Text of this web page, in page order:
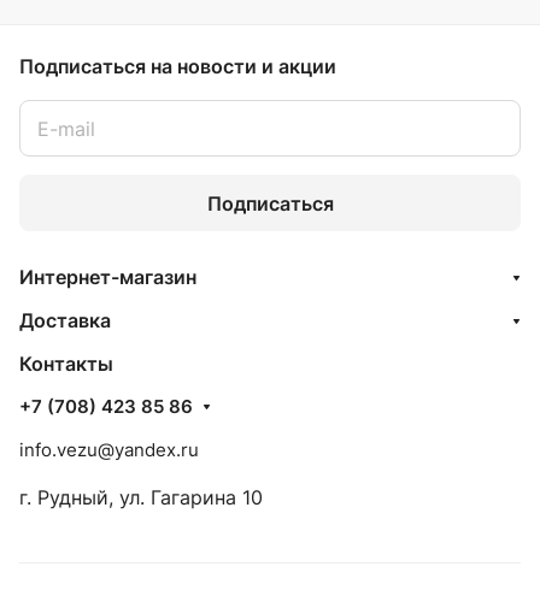
Подписаться на новости и акции
Подписаться
Интернет-магазин
Доставка
Контакты
+7 (708) 423 85 86
info.vezu@yandex.ru
г. Рудный, ул. Гагарина 10